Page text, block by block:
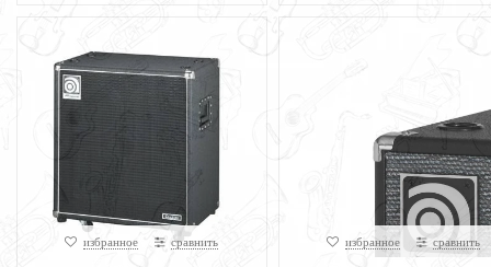
избранное сравнить избранное сравнить